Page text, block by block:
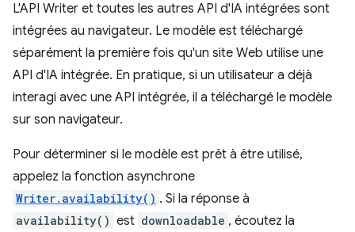
L'API Writer et toutes les autres API d'IA intégrées sont
intégrées au navigateur. Le modèle est téléchargé
séparément la première fois qu'un site Web utilise une
API d'IA intégrée. En pratique, si un utilisateur a déjà
interagi avec une API intégrée, il a téléchargé le modèle
sur son navigateur.
Pour déterminer si le modèle est prêt à être utilisé,
appelez la fonction asynchrone
Writer.availability() . Si la réponse à
availability() est downloadable , écoutez la